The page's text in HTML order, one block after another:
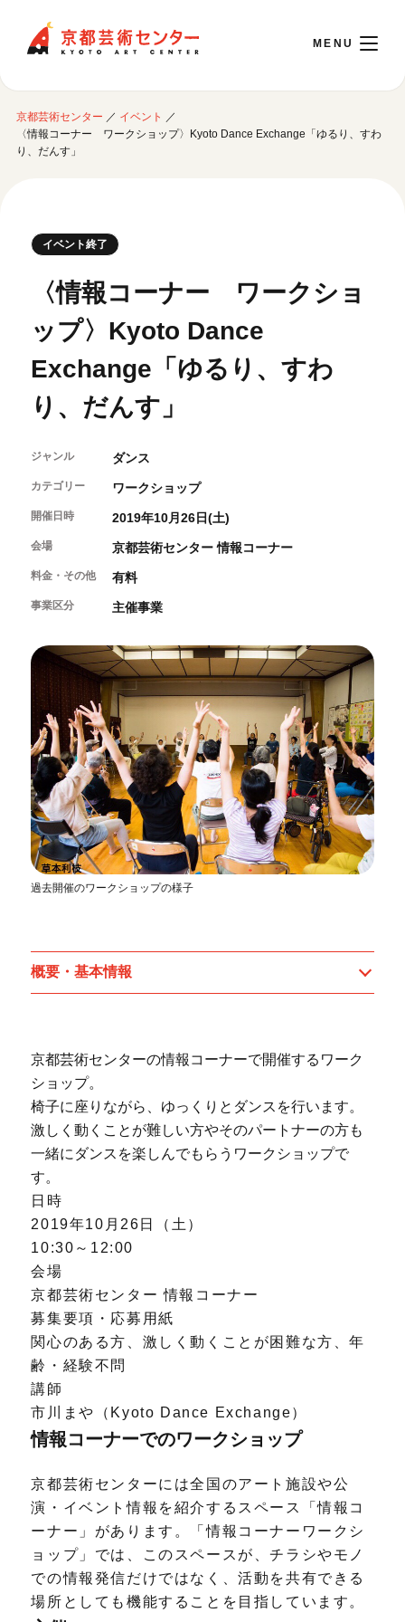
English
※チケット窓口は18:00まで／ギャラリー・図書室・情報コーナーは20:00まで／カ
フェは11:00～18:00まで営業
ご利用案内
開館時間・アクセシビリティ
フロアガイド
交通アクセス
図書室・情報コーナー
よくあるご質問
取材／視察・見学／撮影
イベントに参加する
開催中のイベント
これまでのイベント
制作室を使う
制作室について
制作室の使用方法・募集要項
公募情報
ボランティア・サポーター
ボランティア
京都芸術センターの歩み
概要・理念・運営体制
連携事業のご案内
チケット情報
お知らせ
お問い合わせ
閲覧支援
サイトポリシー&プライバシーポリシー
オフィシャルSNS
京都芸術センター ／ イベント ／
〈情報コーナー ワークショップ〉Kyoto Dance Exchange「ゆるり、すわ
り、だんす」
イベント終了
〈情報コーナー ワークショ
ップ〉Kyoto Dance
Exchange「ゆるり、すわ
り、だんす」
ジャンル ダンス
カテゴリー ワークショップ
開催日時 2019年10月26日(土)
会場 京都芸術センター 情報コーナー
料金・その他 有料
事業区分 主催事業
過去開催のワークショップの様子
概要・基本情報
京都芸術センターの情報コーナーで開催するワーク
ショップ。
椅子に座りながら、ゆっくりとダンスを行います。
激しく動くことが難しい方やそのパートナーの方も
一緒にダンスを楽しんでもらうワークショップで
す。
日時
2019年10月26日（土）
10:30～12:00
会場
京都芸術センター 情報コーナー
募集要項・応募用紙
関心のある方、激しく動くことが困難な方、年
齢・経験不問
講師
市川まや（Kyoto Dance Exchange）
情報コーナーでのワークショップ
京都芸術センターには全国のアート施設や公
演・イベント情報を紹介するスペース「情報コ
ーナー」があります。「情報コーナーワークシ
ョップ」では、このスペースが、チラシやモノ
での情報発信だけではなく、活動を共有できる
場所としても機能することを目指しています。